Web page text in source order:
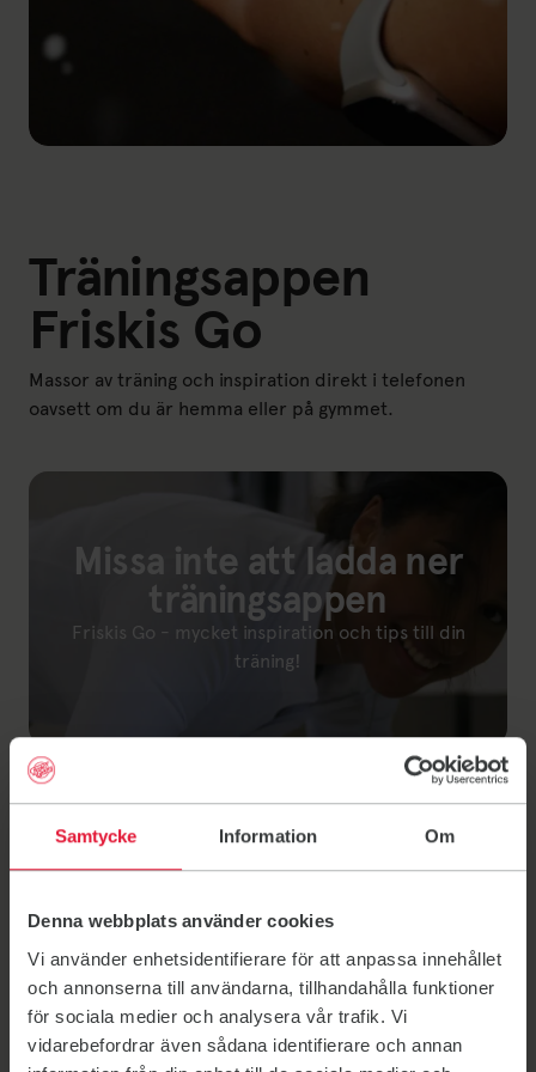
Samtycke Information Om
Denna webbplats använder cookies
Vi använder enhetsidentifierare för att anpassa innehållet
och annonserna till användarna, tillhandahålla funktioner
för sociala medier och analysera vår trafik. Vi
vidarebefordrar även sådana identifierare och annan
Träningsappen
Friskis Go
Massor av träning och inspiration direkt i telefonen
oavsett om du är hemma eller på gymmet.
Missa inte att ladda ner
träningsappen
Friskis Go - mycket inspiration och tips till din
träning!
Länk till: Friskis Go(öppnas i ny flik)
I Friskis Go hittar du:
Färdiga träningsprogram att följa över tid
Många gruppträningspass
Ny kunskap, inspiration och tips
Möjlighet att följa, peppa och utmana
träningskompisar
Koppla ihop Friskis Go med andra appar, tjänster
och enheter